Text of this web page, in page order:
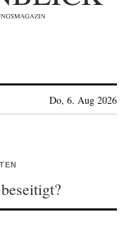
Do, 6. Aug 2026